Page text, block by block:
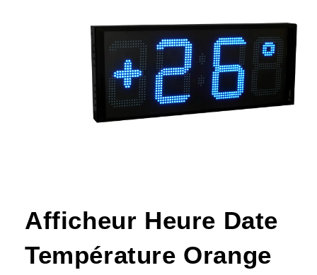
Afficheur Heure Date
Température Orange